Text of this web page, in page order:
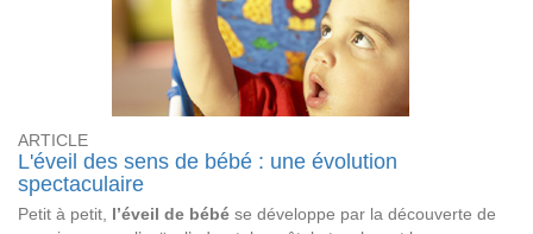
ARTICLE
L'éveil des sens de bébé : une évolution
spectaculaire
Petit à petit, l’éveil de bébé se développe par la découverte de